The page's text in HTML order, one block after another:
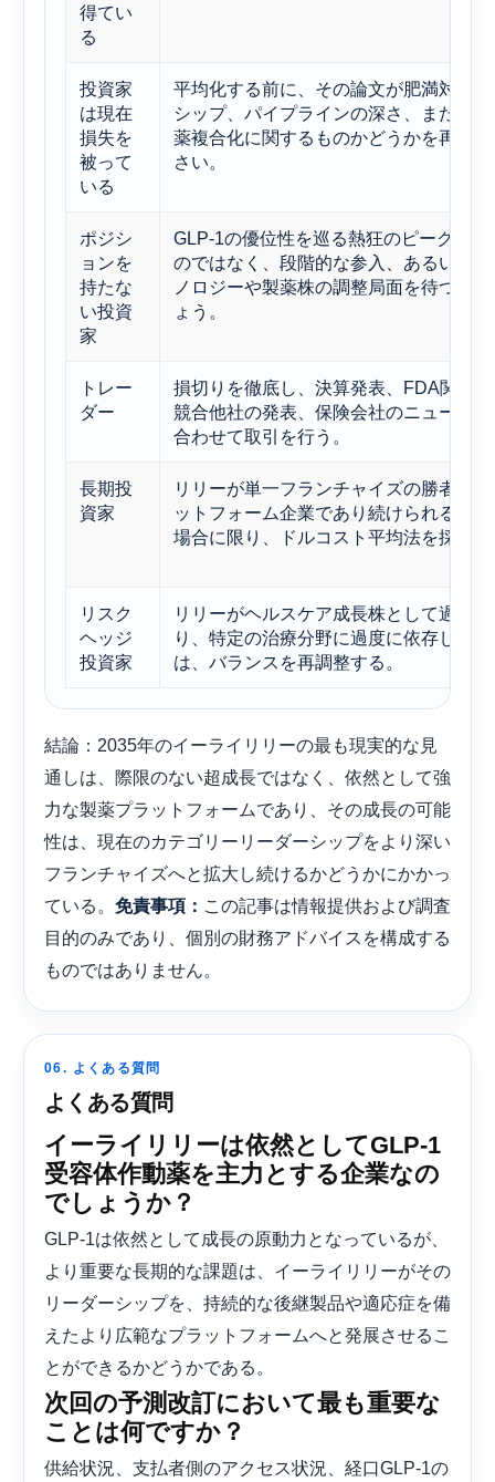
得てい
る
投資家
は現在
損失を
被って
いる
平均化する前に、その論文が肥満対策
シップ、パイプラインの深さ、または
薬複合化に関するものかどうかを再評
さい。
ポジシ
ョンを
持たな
い投資
家
GLP-1の優位性を巡る熱狂のピークを追
のではなく、段階的な参入、あるいは
ノロジーや製薬株の調整局面を待つ方
ょう。
トレー
ダー
損切りを徹底し、決算発表、FDA関連
競合他社の発表、保険会社のニュース
合わせて取引を行う。
長期投
資家
リリーが単一フランチャイズの勝者で
ットフォーム企業であり続けられると
場合に限り、ドルコスト平均法を採用
リスク
ヘッジ
投資家
リリーがヘルスケア成長株として過大
り、特定の治療分野に過度に依存して
は、バランスを再調整する。
結論：2035年のイーライリリーの最も現実的な見
通しは、際限のない超成長ではなく、依然として強
力な製薬プラットフォームであり、その成長の可能
性は、現在のカテゴリーリーダーシップをより深い
フランチャイズへと拡大し続けるかどうかにかかっ
ている。 免責事項： この記事は情報提供および調査
目的のみであり、個別の財務アドバイスを構成する
ものではありません。
06. よくある質問
よくある質問
イーライリリーは依然としてGLP-1
受容体作動薬を主力とする企業なの
でしょうか？
GLP-1は依然として成長の原動力となっているが、
より重要な長期的な課題は、イーライリリーがその
リーダーシップを、持続的な後継製品や適応症を備
えたより広範なプラットフォームへと発展させるこ
とができるかどうかである。
次回の予測改訂において最も重要な
ことは何ですか？
供給状況、支払者側のアクセス状況、経口GLP-1の